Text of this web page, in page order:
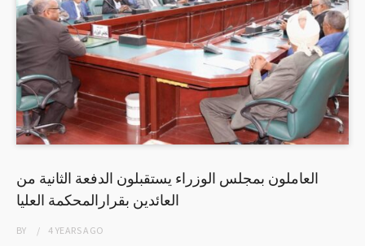
العاملون بمجلس الوزراء يستقبلون الدفعة الثانية من
العائدين بقرارالمحكمة العليا
BY 4 YEARSAGO